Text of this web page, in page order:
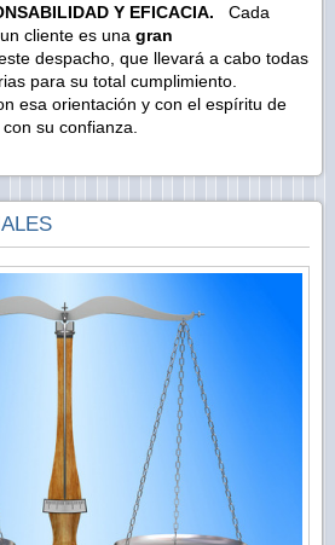
Y EFICACIA. Cada
cliente es una gran
despacho, que llevará a cabo todas
para su total cumplimiento.
esa orientación y con el espíritu de
su confianza.